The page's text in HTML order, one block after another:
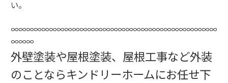
い。
∞∞∞∞∞∞∞∞∞∞∞∞∞∞∞∞∞∞∞∞∞∞∞∞∞∞∞
∞∞∞
外壁塗装や屋根塗装、屋根工事など外装
のことならキンドリーホームにお任せ下